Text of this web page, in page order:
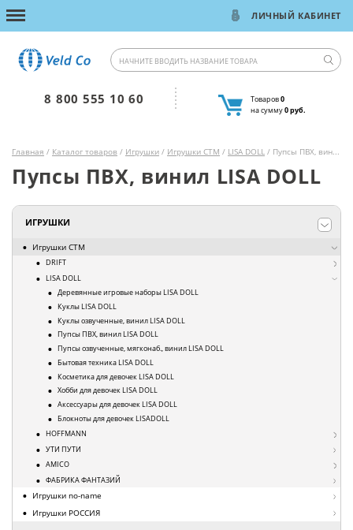
ЛИЧНЫЙ КАБИНЕТ
8 800 555 10 60 Товаров0
на сумму0 руб.
Главная / Каталог товаров / Игрушки / Игрушки СТМ / LISA DOLL / Пупсы ПВХ, винил LISA DOLL
Пупсы ПВХ, винил LISA DOLL
ИГРУШКИ
Игрушки СТМ
DRIFT
LISA DOLL
Деревянные игровые наборы LISA DOLL
Куклы LISA DOLL
Куклы озвученные, винил LISA DOLL
Пупсы ПВХ, винил LISA DOLL
Пупсы озвученные, мягконаб., винил LISA DOLL
Бытовая техника LISA DOLL
Косметика для девочек LISA DOLL
Хобби для девочек LISA DOLL
Аксессуары для девочек LISA DOLL
Блокноты для девочек LISADOLL
HOFFMANN
УТИ ПУТИ
AMICO
ФАБРИКА ФАНТАЗИЙ
Игрушки no-name
Игрушки РОССИЯ